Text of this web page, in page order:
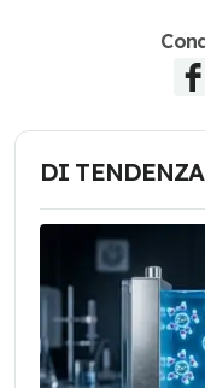
DI TENDENZA